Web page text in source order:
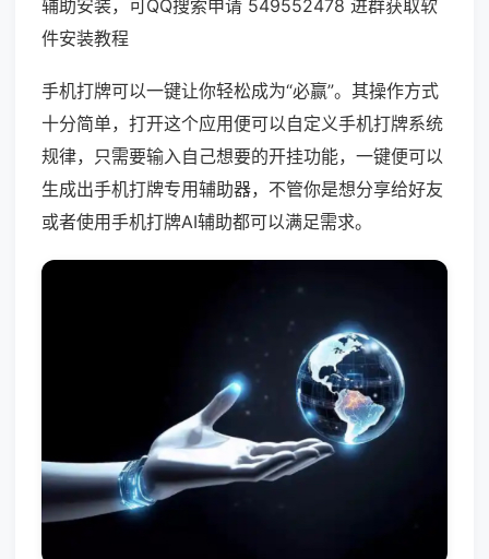
辅助安装，可QQ搜索申请 549552478 进群获取软
件安装教程
手机打牌可以一键让你轻松成为“必赢”。其操作方式
十分简单，打开这个应用便可以自定义手机打牌系统
规律，只需要输入自己想要的开挂功能，一键便可以
生成出手机打牌专用辅助器，不管你是想分享给好友
或者使用手机打牌AI辅助都可以满足需求。